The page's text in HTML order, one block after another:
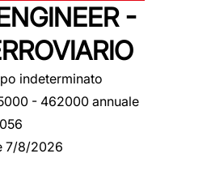
-
indeterminato
- 462000 annuale
7/8/2026